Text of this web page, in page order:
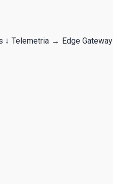
Telemetria → Edge